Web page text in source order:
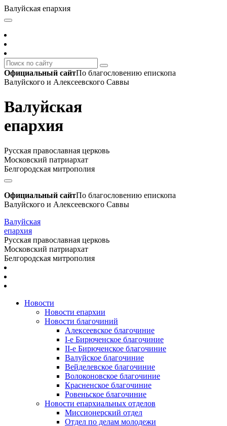
Валуйская епархия
Официальный сайтПо благословению епископа
Валуйского и Алексеевского Саввы
Валуйская
епархия
Русская православная церковь
Московский патриархат
Белгородская митрополия
Официальный сайтПо благословению епископа
Валуйского и Алексеевского Саввы
Валуйская
епархия
Русская православная церковь
Московский патриархат
Белгородская митрополия
Новости
Новости епархии
Новости благочиний
Алексеевское благочиние
I-е Бирюченское благочиние
II-е Бирюченское благочиние
Валуйское благочиние
Вейделевское благочиние
Волоконовское благочиние
Красненское благочиние
Ровеньское благочиние
Новости епархиальных отделов
Миссионерский отдел
Отдел по делам молодежи